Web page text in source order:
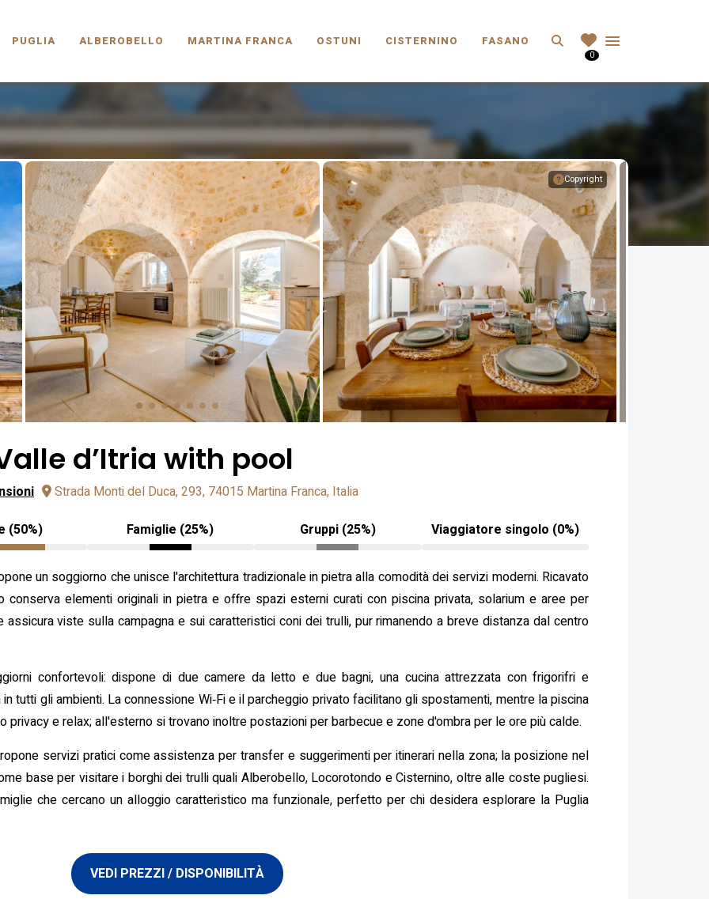
PUGLIA ALBEROBELLO MARTINA FRANCA OSTUNI CISTERNINO FASANO Search
0
Copyright
d’Itria with pool
Strada Monti del Duca, 293, 74015 Martina Franca, Italia
(50%)
Famiglie (25%) Gruppi (25%) Viaggiatore singolo (0%)
un soggiorno che unisce l'architettura tradizionale in pietra alla comodità dei servizi moderni. Ricavato
conserva elementi originali in pietra e offre spazi esterni curati con piscina privata, solarium e aree per
viste sulla campagna e sui caratteristici coni dei trulli, pur rimanendo a breve distanza dal centro
confortevoli: dispone di due camere da letto e due bagni, una cucina attrezzata con frigorifri e
tutti gli ambienti. La connessione Wi‑Fi e il parcheggio privato facilitano gli spostamenti, mentre la piscina
e relax; all'esterno si trovano inoltre postazioni per barbecue e zone d'ombra per le ore più calde.
servizi pratici come assistenza per transfer e suggerimenti per itinerari nella zona; la posizione nel
base per visitare i borghi dei trulli quali Alberobello, Locorotondo e Cisternino, oltre alle coste pugliesi.
che cercano un alloggio caratteristico ma funzionale, perfetto per chi desidera esplorare la Puglia
VEDI PREZZI / DISPONIBILITÀ